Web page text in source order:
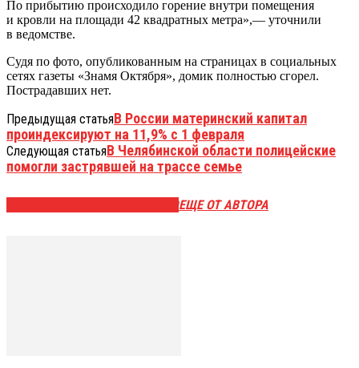
По прибытию происходило горение внутри помещения
и кровли на площади 42 квадратных метра»,— уточнили
в ведомстве.
Судя по фото, опубликованным на страницах в социальных
сетях газеты «Знамя Октября», домик полностью сгорел.
Пострадавших нет.
Предыдущая статьяВ России материнский капитал
проиндексируют на 11,9% с 1 февраля
Следующая статьяВ Челябинской области полицейские
помогли застрявшей на трассе семье
ЕЩЕ ОТ АВТОРА